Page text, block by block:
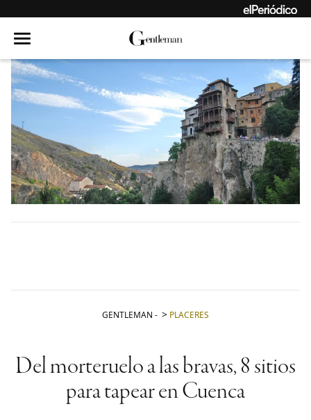
GENTLEMAN - PLACERES
Del morteruelo a las bravas, 8 sitios
para tapear en Cuenca